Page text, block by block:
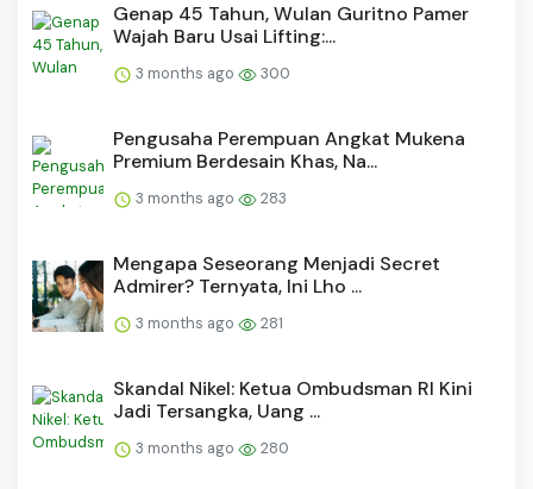
Genap 45 Tahun, Wulan Guritno Pamer
Wajah Baru Usai Lifting:...
3 months ago 300
Pengusaha Perempuan Angkat Mukena
Premium Berdesain Khas, Na...
3 months ago 283
Mengapa Seseorang Menjadi Secret
Admirer? Ternyata, Ini Lho ...
3 months ago 281
Skandal Nikel: Ketua Ombudsman RI Kini
Jadi Tersangka, Uang ...
3 months ago 280